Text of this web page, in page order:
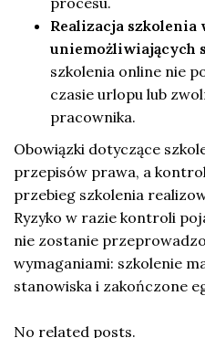
Realizacja szkolenia
uniemożliwiających
szkolenia online nie
czasie urlopu lub
pracownika.
Obowiązki dotyczące
przepisów prawa, a
przebieg szkolenia
Ryzyko w razie kontroli
nie zostanie
wymaganiami: szkolenie
stanowiska i zakończone
No related posts.